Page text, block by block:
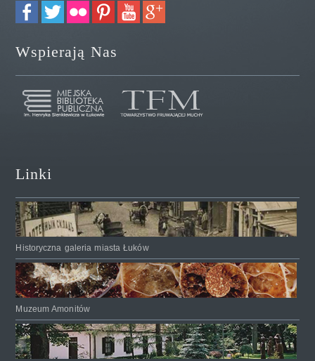
Wspierają Nas
Linki
Historyczna galeria miasta Łuków
Muzeum Amonitów